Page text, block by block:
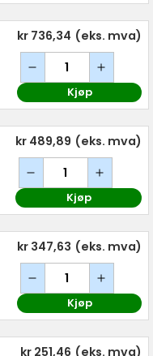
kr 736,34 (eks. mva)
Kjøp
kr 489,89 (eks. mva)
Kjøp
kr 347,63 (eks. mva)
Kjøp
kr 251,46 (eks. mva)